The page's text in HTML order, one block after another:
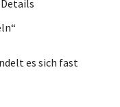
es sich fast